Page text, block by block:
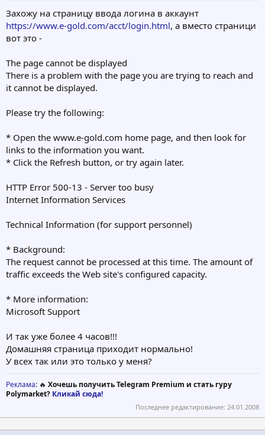
Захожу на страницу ввода логина в аккаунт
https://www.e-gold.com/acct/login.html, а вместо страници
вот это -
The page cannot be displayed
There is a problem with the page you are trying to reach and
it cannot be displayed.
Please try the following:
* Open the www.e-gold.com home page, and then look for
links to the information you want.
* Click the Refresh button, or try again later.
HTTP Error 500-13 - Server too busy
Internet Information Services
Technical Information (for support personnel)
* Background:
The request cannot be processed at this time. The amount of
traffic exceeds the Web site's configured capacity.
* More information:
Microsoft Support
И так уже более 4 часов!!!
Домашняя страница приходит нормально!
У всех так или это только у меня?
Реклама: 🔥 Хочешь получить Telegram Premium и стать гуру
Polymarket? Кликай сюда!
Последнее редактирование: 24.01.2008